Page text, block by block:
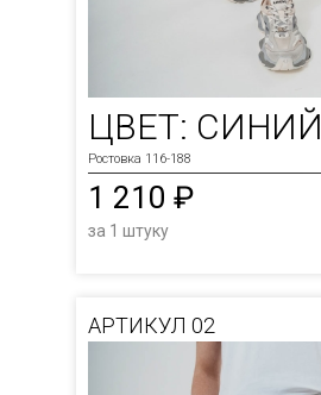
ЦВЕТ: СИНИЙ
Ростовка 116-188
1 210 ₽
за 1 штуку
АРТИКУЛ 02